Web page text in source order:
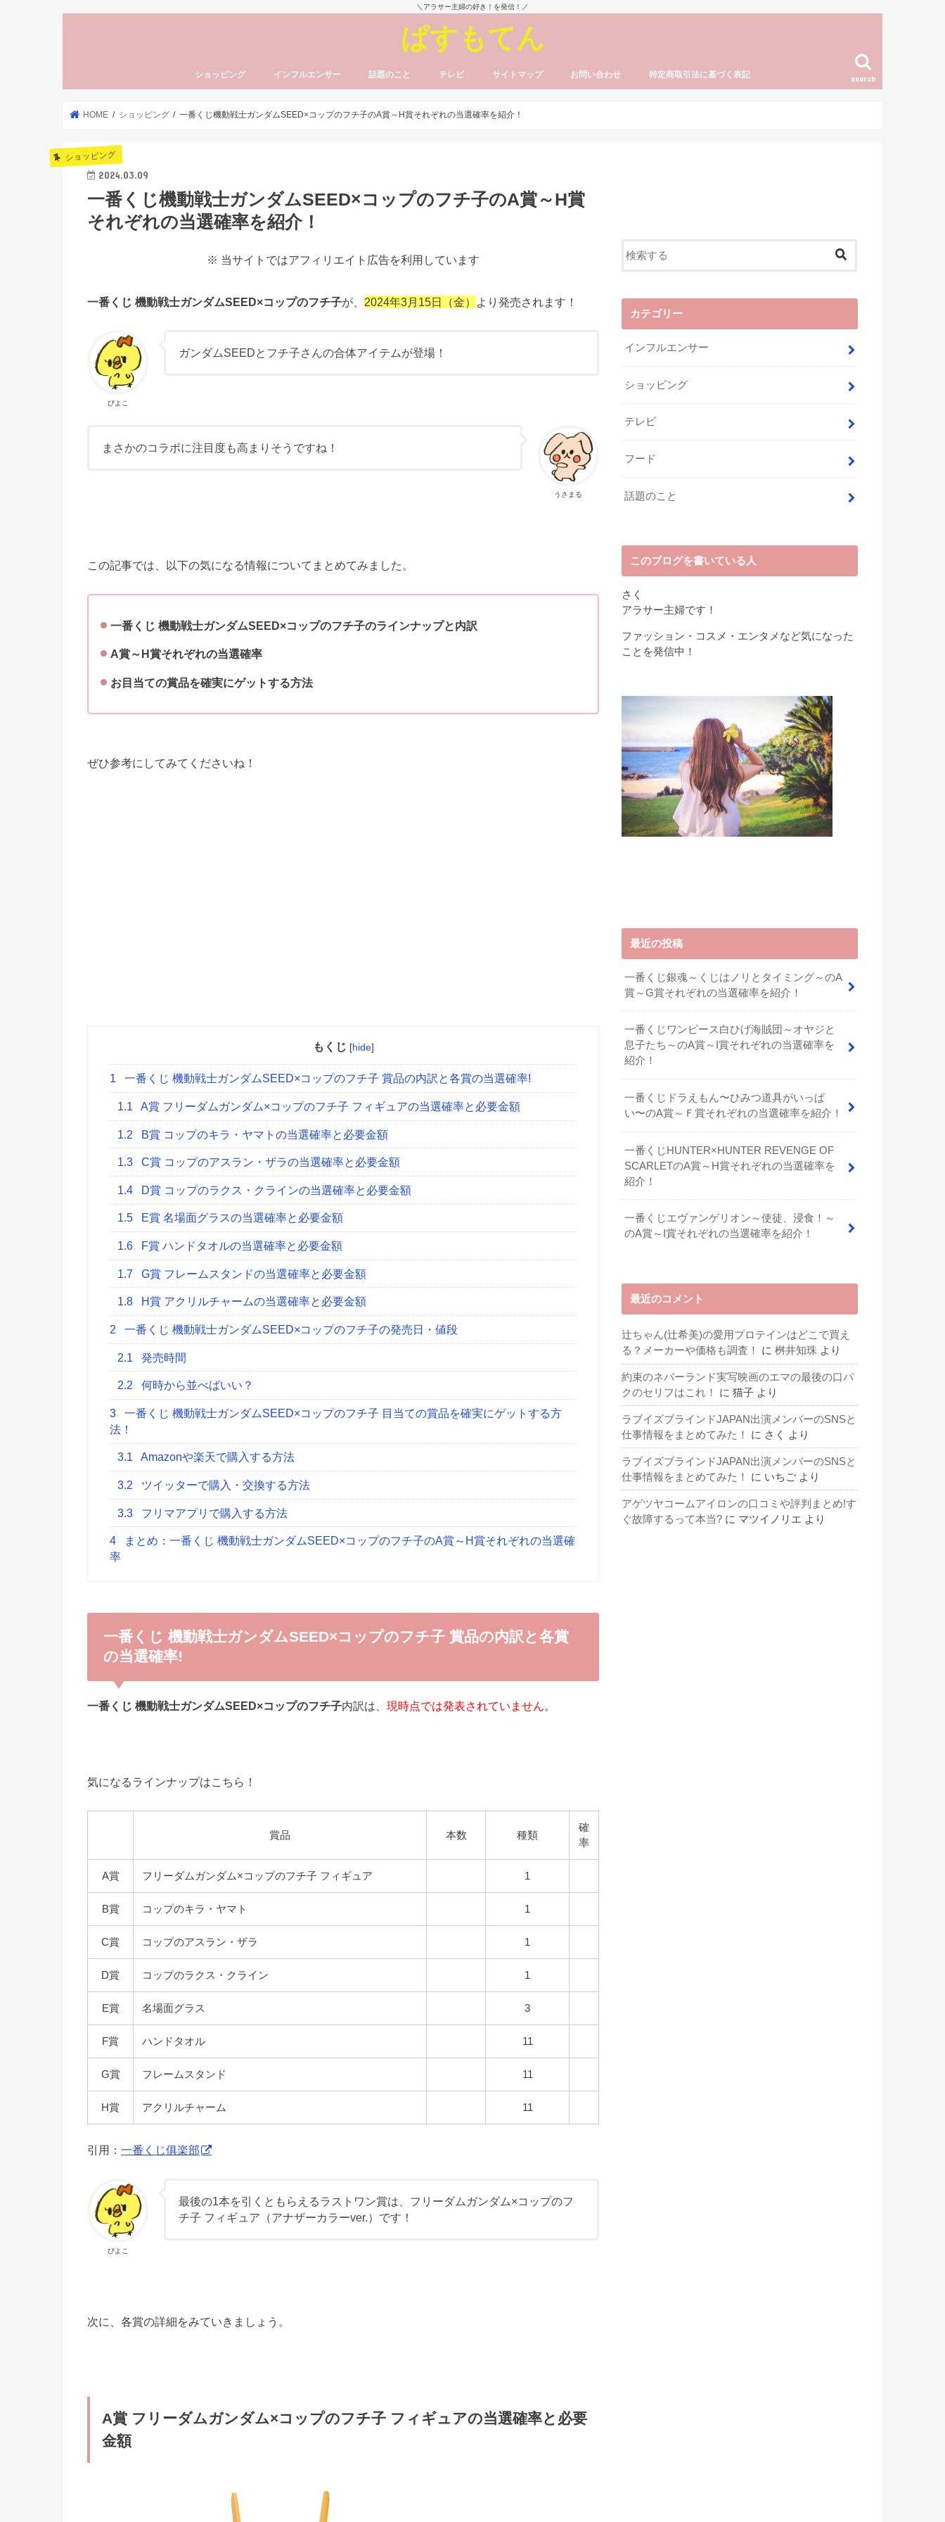
＼アラサー主婦の好き！を発信！／
ぱすもてん
search
ショッピング インフルエンサー 話題のこと テレビ サイトマップ お問い合わせ 特定商取引法に基づく表記
HOME ショッピング 一番くじ機動戦士ガンダムSEED×コップのフチ子のA賞～H賞それぞれの当選確率を紹介！
ショッピング
2024.03.09
一番くじ機動戦士ガンダムSEED×コップのフチ子のA賞～H賞
それぞれの当選確率を紹介！
※ 当サイトではアフィリエイト広告を利用しています
一番くじ 機動戦士ガンダムSEED×コップのフチ子が、 2024年3月15日（金） より発売されます！
ぴよこ
ガンダムSEEDとフチ子さんの合体アイテムが登場！
うさまる
まさかのコラボに注目度も高まりそうですね！
この記事では、以下の気になる情報についてまとめてみました。
一番くじ 機動戦士ガンダムSEED×コップのフチ子のラインナップと内訳
A賞～H 賞それぞれの当選確率
お目当ての賞品を確実にゲットする方法
ぜひ参考にしてみてくださいね！
もくじ [hide]
1 一番くじ 機動戦士ガンダムSEED×コップのフチ子 賞品の内訳と各賞の当選確率!
1.1 A賞 フリーダムガンダム×コップのフチ子 フィギュアの当選確率と必要金額
1.2 B賞 コップのキラ・ヤマトの当選確率と必要金額
1.3 C賞 コップのアスラン・ザラの当選確率と必要金額
1.4 D賞 コップのラクス・クラインの当選確率と必要金額
1.5 E賞 名場面グラスの当選確率と必要金額
1.6 F賞 ハンドタオルの当選確率と必要金額
1.7 G賞 フレームスタンドの当選確率と必要金額
1.8 H賞 アクリルチャームの当選確率と必要金額
2 一番くじ 機動戦士ガンダムSEED×コップのフチ子の発売日・値段
2.1 発売時間
2.2 何時から並べばいい？
3
一番くじ 機動戦士ガンダムSEED×コップのフチ子 目当ての賞品を確実にゲットする方
法！
3.1 Amazonや楽天で購入する方法
3.2 ツイッターで購入・交換する方法
3.3 フリマアプリで購入する方法
4
まとめ：一番くじ 機動戦士ガンダムSEED×コップのフチ子のA賞～H賞それぞれの当選確
率
一番くじ 機動戦士ガンダムSEED×コップのフチ子 賞品の内訳と各賞
の当選確率!
一番くじ 機動戦士ガンダムSEED×コップのフチ子内訳は、 現時点では発表されていません
気になるラインナップはこちら！
賞品 本数 種類
確
率
A賞 フリーダムガンダム×コップのフチ子 フィギュア 1
B賞 コップのキラ・ヤマト 1
C賞 コップのアスラン・ザラ 1
D賞 コップのラクス・クライン 1
E賞 名場面グラス 3
F賞 ハンドタオル 11
G賞 フレームスタンド 11
H賞 アクリルチャーム 11
引用： 一番くじ俱楽部
ぴよこ
最後の1本を引くともらえるラストワン賞は、フリーダムガンダム×コップのフ
チ子 フィギュア（アナザーカラーver.）です！
次に、各賞の詳細をみていきましょう。
A賞 フリーダムガンダム×コップのフチ子 フィギュアの当選確率と必要
金額
カテゴリー
インフルエンサー
ショッピング
テレビ
フード
話題のこと
このブログを書いている人
さく
アラサー主婦です！
ファッション・コスメ・エンタメなど気になった
ことを発信中！
最近の投稿
一番くじ銀魂～くじはノリとタイミング～のA
賞～G賞それぞれの当選確率を紹介！
一番くじワンピース白ひげ海賊団～オヤジと
息子たち～のA賞～I賞それぞれの当選確率を
紹介！
⼀番くじドラえもん〜ひみつ道具がいっぱ
い〜のA賞～Ｆ賞それぞれの当選確率を紹介！
一番くじHUNTER×HUNTER REVENGE OF
SCARLETのA賞～H賞それぞれの当選確率を
紹介！
一番くじエヴァンゲリオン～使徒、浸食！～
のA賞～I賞それぞれの当選確率を紹介！
最近のコメント
辻ちゃん(辻希美)の愛用プロテインはどこで買え
る？メーカーや価格も調査！
に 桝井知珠 より
約束のネバーランド実写映画のエマの最後の口パ
クのセリフはこれ！
に 猫子 より
ラブイズブラインドJAPAN出演メンバーのSNSと
仕事情報をまとめてみた！
に さく より
ラブイズブラインドJAPAN出演メンバーのSNSと
仕事情報をまとめてみた！
に いちご より
アゲツヤコームアイロンの口コミや評判まとめ!す
ぐ故障するって本当? に マツイノリエ より